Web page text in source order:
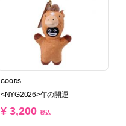
GOODS
<NYG2026>午の開運
¥ 3,200 税込